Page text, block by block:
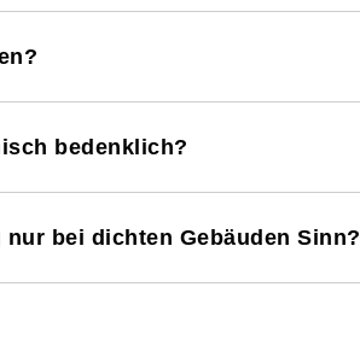
bedenklich?
bei dichten Gebäuden Sinn?